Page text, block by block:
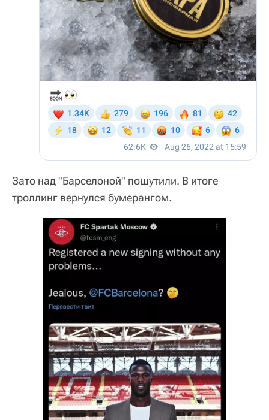
Зато над "Барселоной" пошутили. В итоге
троллинг вернулся бумерангом.